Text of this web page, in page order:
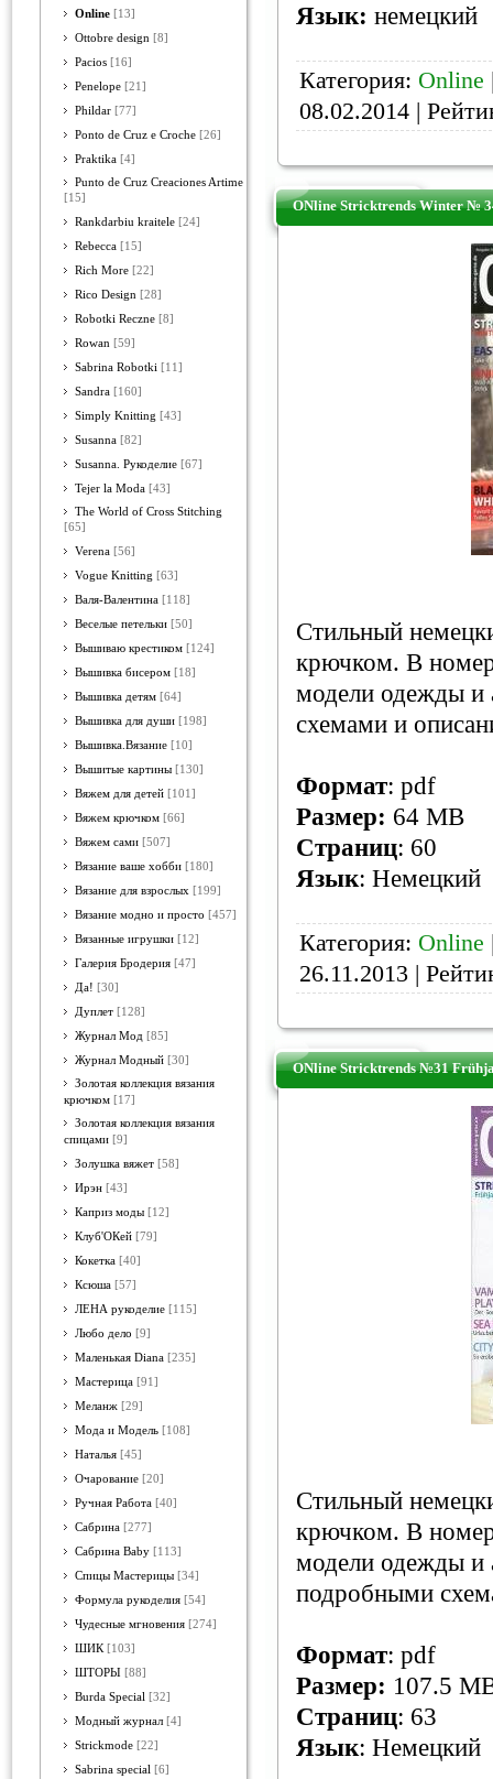
Online [13]
Ottobre design [8]
Pacios [16]
Penelope [21]
Phildar [77]
Ponto de Cruz e Croche [26]
Praktika [4]
Punto de Cruz Creaciones Artime
[15]
Rankdarbiu kraitele [24]
Rebecca [15]
Rich More [22]
Rico Design [28]
Robotki Reczne [8]
Rowan [59]
Sabrina Robotki [11]
Sandra [160]
Simply Knitting [43]
Susanna [82]
Susanna. Рукоделие [67]
Tejer la Moda [43]
The World of Cross Stitching
[65]
Verena [56]
Vogue Knitting [63]
Валя-Валентина [118]
Веселые петельки [50]
Вышиваю крестиком [124]
Вышивка бисером [18]
Вышивка детям [64]
Вышивка для души [198]
Вышивка.Вязание [10]
Вышитые картины [130]
Вяжем для детей [101]
Вяжем крючком [66]
Вяжем сами [507]
Вязание ваше хобби [180]
Вязание для взрослых [199]
Вязание модно и просто [457]
Вязанные игрушки [12]
Галерия Бродерия [47]
Да! [30]
Дуплет [128]
Журнал Мод [85]
Журнал Модный [30]
Золотая коллекция вязания
крючком [17]
Золотая коллекция вязания
спицами [9]
Золушка вяжет [58]
Ирэн [43]
Каприз моды [12]
Клуб'ОКей [79]
Кокетка [40]
Ксюша [57]
ЛЕНА рукоделие [115]
Любо дело [9]
Маленькая Diana [235]
Мастерица [91]
Меланж [29]
Мода и Модель [108]
Наталья [45]
Очарование [20]
Ручная Работа [40]
Сабрина [277]
Сабрина Baby [113]
Спицы Мастерицы [34]
Формула рукоделия [54]
Чудесные мгновения [274]
ШИК [103]
ШТОРЫ [88]
Burda Special [32]
Модный журнал [4]
Strickmode [22]
Sabrina special [6]
Язык: немецкий
Категория: Online
08.02.2014 |
ONline Stricktrends Winter №
Стильный
крючком. В
модели одежды и
схемами и
Формат: pdf
Размер: 64 MB
Страниц: 60
Язык: Немецкий
Категория: Online
26.11.2013 |
ONline Stricktrends №31
Стильный
крючком. В
модели одежды и
подробными
Формат: pdf
Размер: 107.5
Страниц: 63
Язык: Немецкий